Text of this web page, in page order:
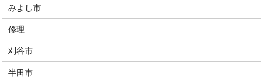
みよし市
修理
刈谷市
半田市